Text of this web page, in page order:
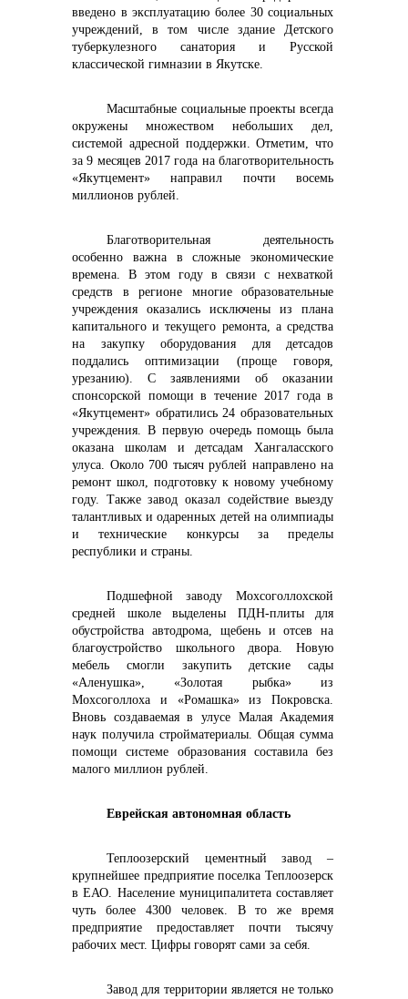
введено в эксплуатацию более 30 социальных
учреждений, в том числе здание Детского
туберкулезного санатория и Русской
классической гимназии в Якутске.
Масштабные социальные проекты всегда
окружены множеством небольших дел,
системой адресной поддержки. Отметим, что
за 9 месяцев 2017 года на благотворительность
«Якутцемент» направил почти восемь
миллионов рублей.
Благотворительная деятельность
особенно важна в сложные экономические
времена. В этом году в связи с нехваткой
средств в регионе многие образовательные
учреждения оказались исключены из плана
капитального и текущего ремонта, а средства
на закупку оборудования для детсадов
поддались оптимизации (проще говоря,
урезанию). С заявлениями об оказании
спонсорской помощи в течение 2017 года в
«Якутцемент» обратились 24 образовательных
учреждения. В первую очередь помощь была
оказана школам и детсадам Хангаласского
улуса. Около 700 тысяч рублей направлено на
ремонт школ, подготовку к новому учебному
году. Также завод оказал содействие выезду
талантливых и одаренных детей на олимпиады
и технические конкурсы за пределы
республики и страны.
Подшефной заводу Мохсоголлохской
средней школе выделены ПДН-плиты для
обустройства автодрома, щебень и отсев на
благоустройство школьного двора. Новую
мебель смогли закупить детские сады
«Аленушка», «Золотая рыбка» из
Мохсоголлоха и «Ромашка» из Покровска.
Вновь создаваемая в улусе Малая Академия
наук получила стройматериалы. Общая сумма
помощи системе образования составила без
малого миллион рублей.
Еврейская автономная область
Теплоозерский цементный завод –
крупнейшее предприятие поселка Теплоозерск
в ЕАО. Население муниципалитета составляет
чуть более 4300 человек. В то же время
предприятие предоставляет почти тысячу
рабочих мест. Цифры говорят сами за себя.
Завод для территории является не только